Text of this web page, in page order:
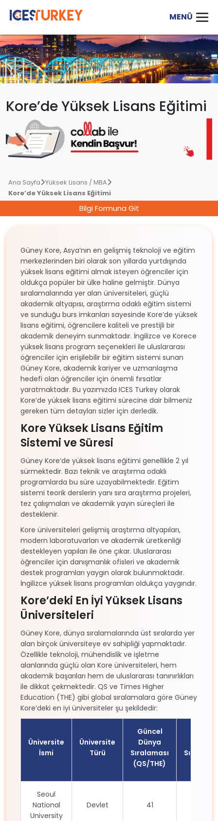
Kore’de Yüksek Lisans Eğitimi
Ana Sayfa Yüksek Lisans / MBA
Kore’de Yüksek Lisans Eğitimi
Bilgi Formuna Git
Güney Kore, Asya’nın en gelişmiş teknoloji ve eğitim
merkezlerinden biri olarak son yıllarda yurtdışında
yüksek lisans eğitimi almak isteyen öğrenciler için
oldukça popüler bir ülke haline gelmiştir. Dünya
sıralamalarında yer alan üniversiteleri, güçlü
akademik altyapısı, araştırma odaklı eğitim sistemi
ve sunduğu burs imkanları sayesinde Kore’de yüksek
lisans eğitimi, öğrencilere kaliteli ve prestijli bir
akademik deneyim sunmaktadır. İngilizce ve Korece
yüksek lisans program seçenekleri ile uluslararası
öğrenciler için erişilebilir bir eğitim sistemi sunan
Güney Kore, akademik kariyer ve uzmanlaşma
hedefi olan öğrenciler için önemli fırsatlar
yaratmaktadır. Bu yazımızda ICES Turkey olarak
Kore’de yüksek lisans eğitimi sürecine dair bilmeniz
gereken tüm detayları sizler için derledik.
Kore Yüksek Lisans Eğitim
Sistemi ve Süresi
Güney Kore’de yüksek lisans eğitimi genellikle 2 yıl
sürmektedir. Bazı teknik ve araştırma odaklı
programlarda bu süre uzayabilmektedir. Eğitim
sistemi teorik derslerin yanı sıra araştırma projeleri,
tez çalışmaları ve akademik yayın süreçleri ile
desteklenir.
Kore üniversiteleri gelişmiş araştırma altyapıları,
modern laboratuvarları ve akademik üretkenliği
destekleyen yapıları ile öne çıkar. Uluslararası
öğrenciler için danışmanlık ofisleri ve akademik
destek programları yaygın olarak bulunmaktadır.
İngilizce yüksek lisans programları oldukça yaygındır.
Kore’deki En İyi Yüksek Lisans
Üniversiteleri
Güney Kore, dünya sıralamalarında üst sıralarda yer
alan birçok üniversiteye ev sahipliği yapmaktadır.
Özellikle teknoloji, mühendislik ve işletme
alanlarında güçlü olan Kore üniversiteleri, hem
akademik başarıları hem de uluslararası tanınırlıkları
ile dikkat çekmektedir. QS ve Times Higher
Education (THE) gibi global sıralamalara göre Güney
Kore’deki en iyi üniversiteler şu şekildedir:
Üniversite
İsmi
Üniversite
Türü
Güncel
Dünya
Sıralaması
(QS/THE)
Seoul
National
University
Devlet 41